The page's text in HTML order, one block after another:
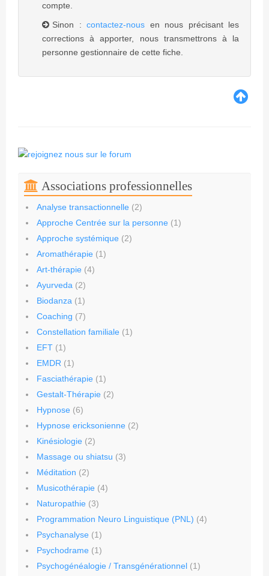
compte.
Sinon : contactez-nous en nous précisant les
corrections à apporter, nous transmettrons à la
personne gestionnaire de cette fiche.
Associations professionnelles
Analyse transactionnelle (2)
Approche Centrée sur la personne (1)
Approche systémique (2)
Aromathérapie (1)
Art-thérapie (4)
Ayurveda (2)
Biodanza (1)
Coaching (7)
Constellation familiale (1)
EFT (1)
EMDR (1)
Fasciathérapie (1)
Gestalt-Thérapie (2)
Hypnose (6)
Hypnose ericksonienne (2)
Kinésiologie (2)
Massage ou shiatsu (3)
Méditation (2)
Musicothérapie (4)
Naturopathie (3)
Programmation Neuro Linguistique (PNL) (4)
Psychanalyse (1)
Psychodrame (1)
Psychogénéalogie / Transgénérationnel (1)